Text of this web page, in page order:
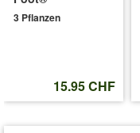
3 Pflanzen
15.95 CHF